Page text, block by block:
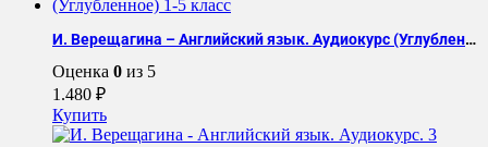
И. Верещагина – Английский язык. Аудиокурс (Углубленное) 1-5 класс
Оценка 0 из 5
1.480 ₽
Купить